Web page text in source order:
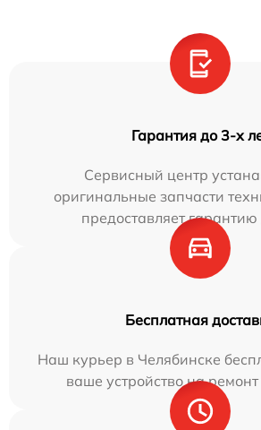
Гарантия до 3-х
Сервисный центр
оригинальные запчасти
предоставляет гарантию
Бесплатная
Наш курьер в Челябинске
ваше устройство на